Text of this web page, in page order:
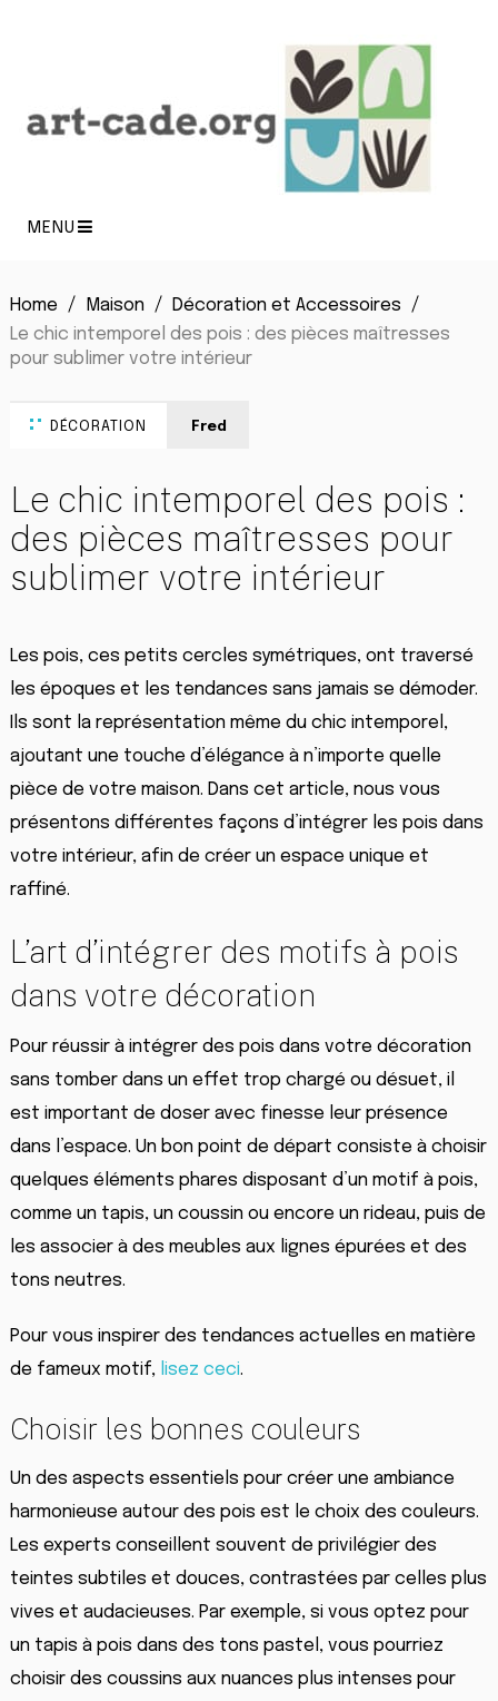
MENU
Home Maison
Décoration et Accessoires
Le chic intemporel des pois : des pièces maîtresses
pour sublimer votre intérieur
DÉCORATION Fred
Le chic intemporel des pois :
des pièces maîtresses pour
sublimer votre intérieur
Les pois, ces petits cercles symétriques, ont traversé
les époques et les tendances sans jamais se démoder.
Ils sont la représentation même du chic intemporel,
ajoutant une touche d’élégance à n’importe quelle
pièce de votre maison. Dans cet article, nous vous
présentons différentes façons d’intégrer les pois dans
votre intérieur, afin de créer un espace unique et
raffiné.
L’art d’intégrer des motifs à pois
dans votre décoration
Pour réussir à intégrer des pois dans votre décoration
sans tomber dans un effet trop chargé ou désuet, il
est important de doser avec finesse leur présence
dans l’espace. Un bon point de départ consiste à choisir
quelques éléments phares disposant d’un motif à pois,
comme un tapis, un coussin ou encore un rideau, puis de
les associer à des meubles aux lignes épurées et des
tons neutres.
Pour vous inspirer des tendances actuelles en matière
de fameux motif, lisez ceci.
Choisir les bonnes couleurs
Un des aspects essentiels pour créer une ambiance
harmonieuse autour des pois est le choix des couleurs.
Les experts conseillent souvent de privilégier des
teintes subtiles et douces, contrastées par celles plus
vives et audacieuses. Par exemple, si vous optez pour
un tapis à pois dans des tons pastel, vous pourriez
choisir des coussins aux nuances plus intenses pour